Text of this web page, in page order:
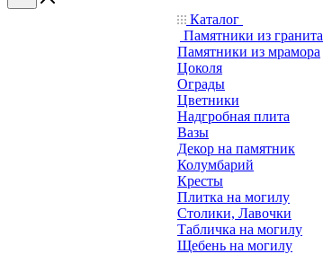
Каталог
Памятники из гранита
Памятники из мрамора
Цоколя
Ограды
Цветники
Надгробная плита
Вазы
Декор на памятник
Колумбарий
Кресты
Плитка на могилу
Столики, Лавочки
Табличка на могилу
Щебень на могилу